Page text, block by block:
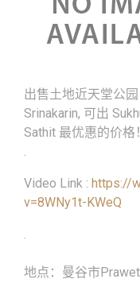
出售土地近天堂公
Srinakarin, 可出
Sathit 最优惠的价格
.
Video Link : https://
v=8WNy1t-KWeQ
.
地点：曼谷市